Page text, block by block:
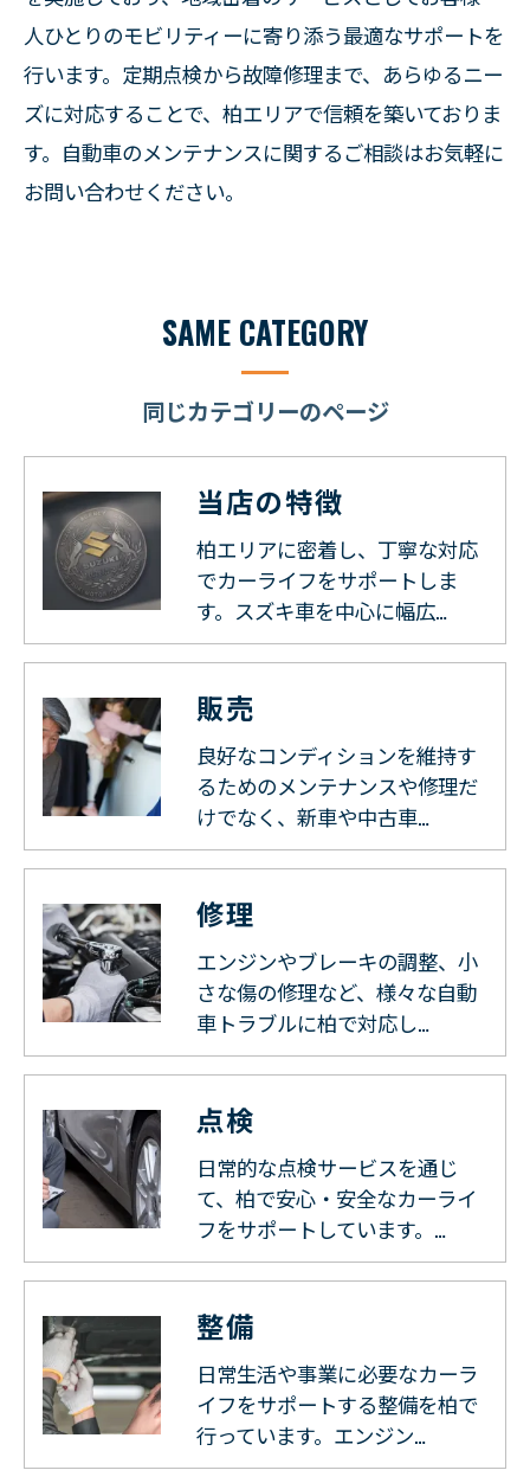
人ひとりのモビリティーに寄り添う最適なサポートを
行います。定期点検から故障修理まで、あらゆるニー
ズに対応することで、柏エリアで信頼を築いておりま
す。自動車のメンテナンスに関するご相談はお気軽に
お問い合わせください。
同じカテゴリーのページ
SAME CATEGORY
当店の特徴
柏エリアに密着し、丁寧な対応
でカーライフをサポートしま
す。スズキ車を中心に幅広…
販売
良好なコンディションを維持す
るためのメンテナンスや修理だ
けでなく、新車や中古車…
修理
エンジンやブレーキの調整、小
さな傷の修理など、様々な自動
車トラブルに柏で対応し…
点検
日常的な点検サービスを通じ
て、柏で安心・安全なカーライ
フをサポートしています。…
整備
日常生活や事業に必要なカーラ
イフをサポートする整備を柏で
行っています。エンジン…